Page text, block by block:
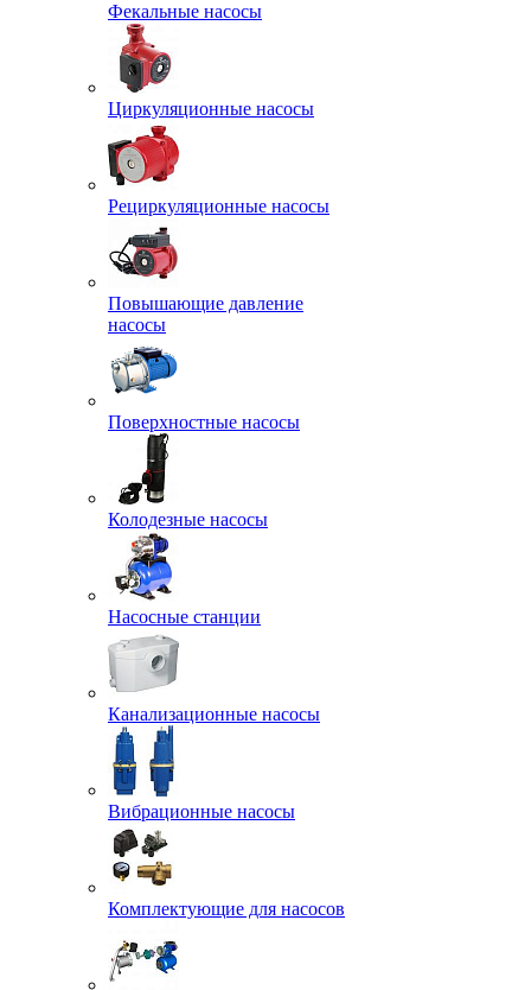
Фекальные насосы
Циркуляционные насосы
Рециркуляционные насосы
Повышающие давление
насосы
Поверхностные насосы
Колодезные насосы
Насосные станции
Канализационные насосы
Вибрационные насосы
Комплектующие для насосов